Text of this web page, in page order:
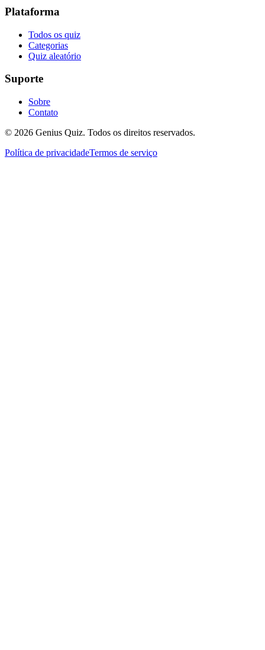
Plataforma
Todos os quiz
Categorias
Quiz aleatório
Suporte
Sobre
Contato
© 2026 Genius Quiz. Todos os direitos reservados.
Política de privacidadeTermos de serviço